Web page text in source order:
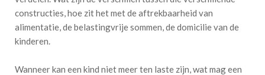
constructies, hoe zit het met de aftrekbaarheid van
alimentatie, de belastingvrije sommen, de domicilie van de
kinderen.
Wanneer kan een kind niet meer ten laste zijn, wat mag een